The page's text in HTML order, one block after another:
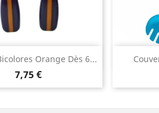
Orange Dès 6...
7,75 €
Aperçu rapide